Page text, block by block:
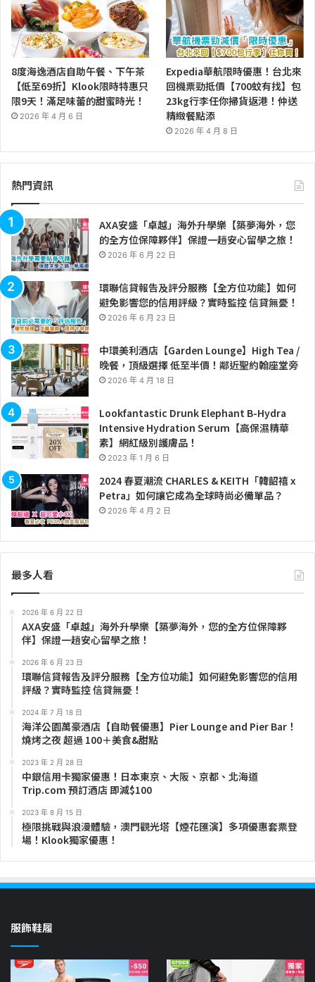
8度海逸酒店自助午餐、下午茶
【低至69折】Klook限時特惠只
限9天！滿足味蕾的甜蜜時光！
2026 年 4 月 6 日
Expedia華航限時優惠！台北來
回機票勁抵價【700蚊有找】包
23kg行李任你掃貨返港！仲送
精緻餐點添
2026 年 4 月 8 日
熱門資訊
AXA安盛「卓越」海外升學樂【築夢海外，您
的全方位保障夥伴】保證一趟安心留學之旅！
2026 年 6 月 22 日
環聯信貸報告及評分服務【全方位功能】如何
避免影響您的信用評級？實時監控 信貸無憂！
2026 年 6 月 23 日
中環美利酒店【Garden Lounge】High Tea /
晚餐，頂級選擇 低至半價！鄰近聖約翰座堂旁
2026 年 4 月 18 日
Lookfantastic Drunk Elephant B-Hydra
Intensive Hydration Serum【高保濕精華
素】網紅級別護膚品！
2023 年 1 月 6 日
2024 春夏潮流 CHARLES & KEITH「韓韶禧 x
Petra」如何讓它成為全球時尚必備單品？
2026 年 4 月 2 日
最多人看
2026 年 6 月 22 日
AXA安盛「卓越」海外升學樂【築夢海外，您的全方位保障夥
伴】保證一趟安心留學之旅！
2026 年 6 月 23 日
環聯信貸報告及評分服務【全方位功能】如何避免影響您的信用
評級？實時監控 信貸無憂！
2024 年 7 月 18 日
海洋公園萬豪酒店【自助餐優惠】Pier Lounge and Pier Bar！
燒烤之夜 超過 100＋美食&甜點
2023 年 2 月 28 日
中銀信用卡獨家優惠！日本東京、大阪、京都、北海道
Trip.com 預訂酒店 即減$100
2023 年 8 月 15 日
極限挑戰與浪漫體驗，澳門觀光塔【煙花匯演】多項優惠套票登
場！Klook獨家優惠！
服飾鞋履